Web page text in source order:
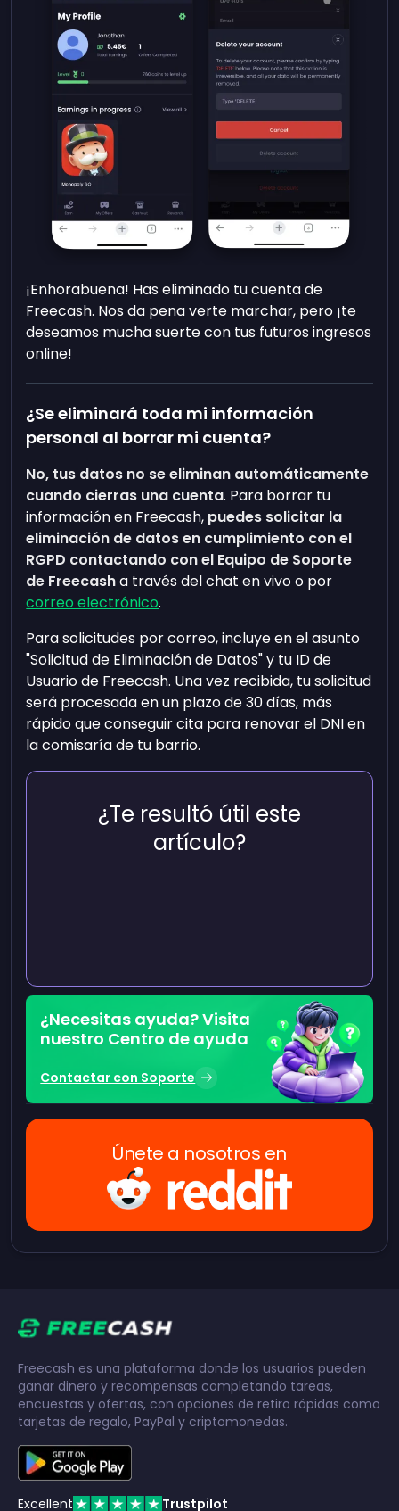
¡Enhorabuena! Has eliminado tu cuenta de
Freecash. Nos da pena verte marchar, pero ¡te
deseamos mucha suerte con tus futuros ingresos
online!
¿Se eliminará toda mi información
personal al borrar mi cuenta?
No, tus datos no se eliminan automáticamente
cuando cierras una cuenta. Para borrar tu
información en Freecash, puedes solicitar la
eliminación de datos en cumplimiento con el
RGPD contactando con el Equipo de Soporte
de Freecasha través del chat en vivo o por
correo electrónico.
Para solicitudes por correo, incluye en el asunto
"Solicitud de Eliminación de Datos" y tu ID de
Usuario de Freecash. Una vez recibida, tu solicitud
será procesada en un plazo de 30 días, más
rápido que conseguir cita para renovar el DNI en
la comisaría de tu barrio.
¿Te resultó útil este
artículo?
¿Necesitas ayuda? Visita
nuestro Centro de ayuda
Contactar con Soporte
Únete a nosotros en
Freecash es una plataforma donde los usuarios pueden
ganar dinero y recompensas completando tareas,
encuestas y ofertas, con opciones de retiro rápidas como
tarjetas de regalo, PayPal y criptomonedas.
Excellent Trustpilot